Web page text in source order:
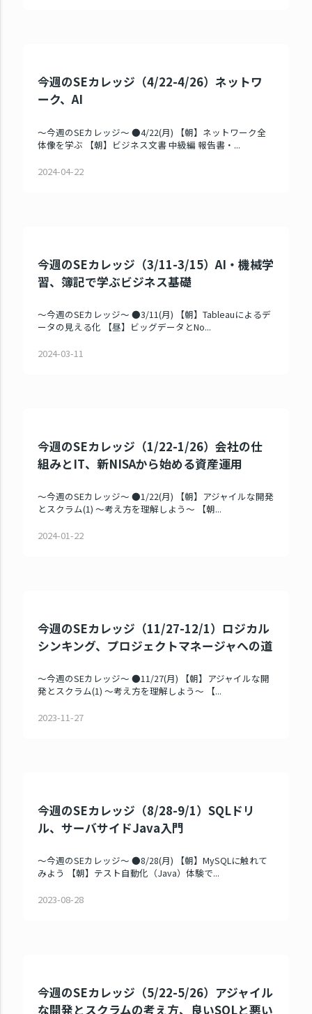
今週のSEカレッジ（4/22-4/26）ネットワ
ーク、AI
～今週のSEカレッジ～ ●4/22(月) 【朝】ネットワーク全
体像を学ぶ 【朝】ビジネス文書 中級編 報告書・...
2024-04-22
今週のSEカレッジ（3/11-3/15）AI・機械学
習、簿記で学ぶビジネス基礎
～今週のSEカレッジ～ ●3/11(月) 【朝】Tableauによるデ
ータの見える化 【昼】ビッグデータとNo...
2024-03-11
今週のSEカレッジ（1/22-1/26）会社の仕
組みとIT、新NISAから始める資産運用
～今週のSEカレッジ～ ●1/22(月) 【朝】アジャイルな開発
とスクラム(1) ～考え方を理解しよう～ 【朝...
2024-01-22
今週のSEカレッジ（11/27-12/1）ロジカル
シンキング、プロジェクトマネージャへの道
～今週のSEカレッジ～ ●11/27(月) 【朝】アジャイルな開
発とスクラム(1) ～考え方を理解しよう～ 【...
2023-11-27
今週のSEカレッジ（8/28-9/1）SQLドリ
ル、サーバサイドJava入門
～今週のSEカレッジ～ ●8/28(月) 【朝】MySQLに触れて
みよう 【朝】テスト自動化（Java）体験で...
2023-08-28
今週のSEカレッジ（5/22-5/26）アジャイル
な開発とスクラムの考え方、良いSQLと悪い